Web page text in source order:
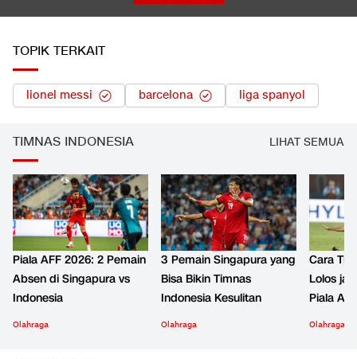
TOPIK TERKAIT
lionel messi barcelona liga spanyol
TIMNAS INDONESIA LIHAT SEMUA
Piala AFF 2026: 2 Pemain
Absen di Singapura vs
Indonesia
Olahraga
3 Pemain Singapura yang
Bisa Bikin Timnas
Indonesia Kesulitan
Olahraga
Cara
Lolos
Piala
Olahraga